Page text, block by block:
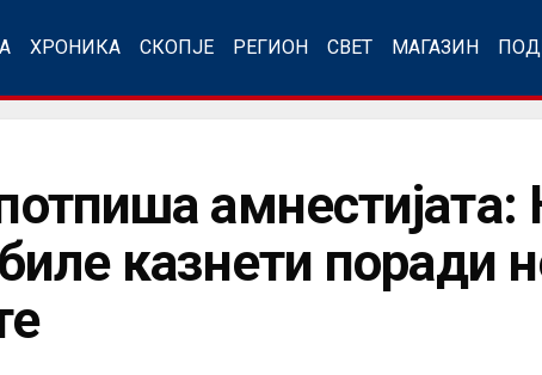
ХРОНИКА СКОПЈЕ РЕГИОН СВЕТ МАГАЗИН
казнети поради